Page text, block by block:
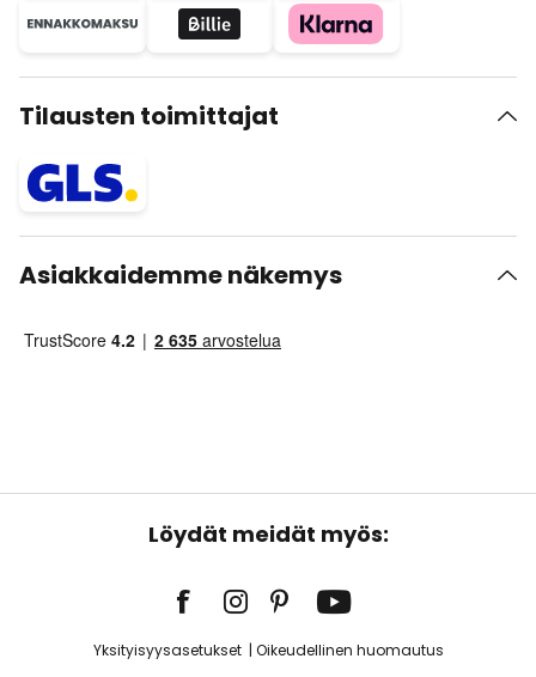
Tilausten toimittajat
Asiakkaidemme näkemys
Löydät meidät myös:
Yksityisyysasetukset
Oikeudellinen huomautus